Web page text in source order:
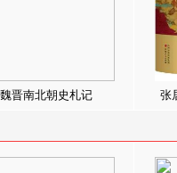
魏晋南北朝史札记 张